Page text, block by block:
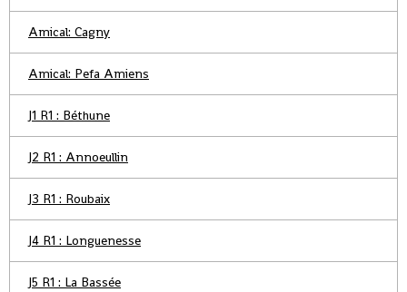
Amical: Cagny
Amical: Pefa Amiens
J1 R1 : Béthune
J2 R1 : Annoeullin
J3 R1 : Roubaix
J4 R1 : Longuenesse
J5 R1 : La Bassée